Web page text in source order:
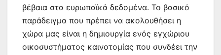
βέβαια στα ευρωπαϊκά δεδομένα. Το βασικό
παράδειγμα που πρέπει να ακολουθήσει η
χώρα μας είναι η δημιουργία ενός εγχώριου
οικοσυστήματος καινοτομίας που συνδέει την